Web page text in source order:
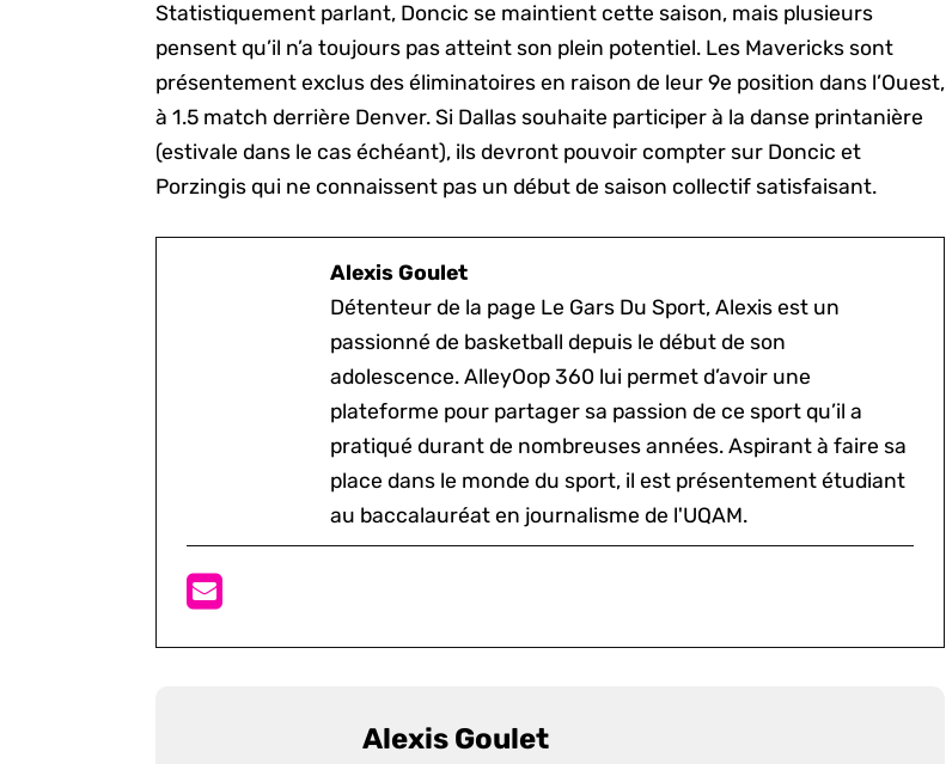
Statistiquement parlant, Doncic se maintient cette saison, mais plusieurs
pensent qu’il n’a toujours pas atteint son plein potentiel. Les Mavericks sont
présentement exclus des éliminatoires en raison de leur 9e position dans l’Ouest,
à 1.5 match derrière Denver. Si Dallas souhaite participer à la danse printanière
(estivale dans le cas échéant), ils devront pouvoir compter sur Doncic et
Porzingis qui ne connaissent pas un début de saison collectif satisfaisant.
Alexis Goulet
Détenteur de la page Le Gars Du Sport, Alexis est un
passionné de basketball depuis le début de son
adolescence. AlleyOop 360 lui permet d’avoir une
plateforme pour partager sa passion de ce sport qu’il a
pratiqué durant de nombreuses années. Aspirant à faire sa
place dans le monde du sport, il est présentement étudiant
au baccalauréat en journalisme de l'UQAM.
Alexis Goulet